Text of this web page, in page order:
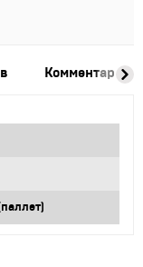
Комментарии